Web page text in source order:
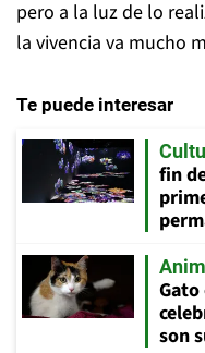
pero a la luz de lo
la vivencia va mucho
Te puede interesar
fin
son